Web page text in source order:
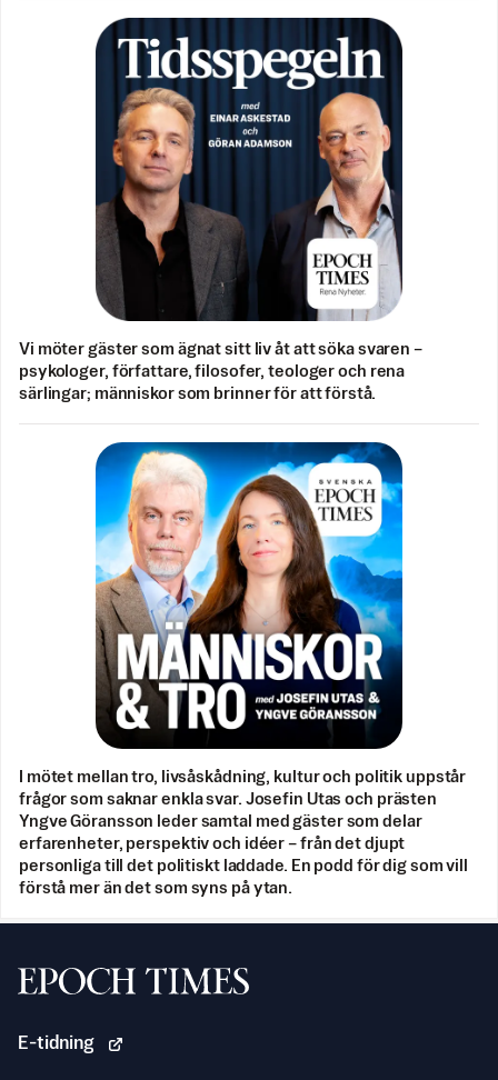
Vi möter gäster som ägnat sitt liv åt att söka svaren –
psykologer, författare, filosofer, teologer och rena
särlingar; människor som brinner för att förstå.
I mötet mellan tro, livsåskådning, kultur och politik uppstår
frågor som saknar enkla svar. Josefin Utas och prästen
Yngve Göransson leder samtal med gäster som delar
erfarenheter, perspektiv och idéer – från det djupt
personliga till det politiskt laddade. En podd för dig som vill
förstå mer än det som syns på ytan.
Svenska Epoch Times
E-tidning